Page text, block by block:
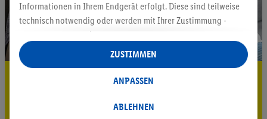
5.95 € Versand sparen³²ᵃ
Informationen in Ihrem Endgerät erfolgt. Diese sind teilweise
technisch notwendig oder werden mit Ihrer Zustimmung -
auch durch Partner (u.a.
Verantwortliche; im Zusammenhang mit dem IAB TCF
insgesamt
Statistik-Erstellung oder für personalisierte Werbung
Datenverarbeitungen für personalisierte Werbung werden
ABLEHNEN
ANPASSEN
ZUSTIMMEN